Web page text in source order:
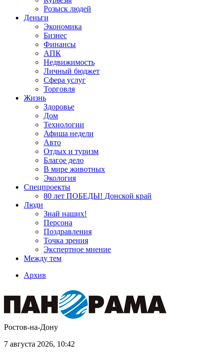
Розыск людей
Деньги
Экономика
Бизнес
Финансы
АПК
Недвижимость
Личный бюджет
Сфера услуг
Торговля
Жизнь
Здоровье
Дом
Технологии
Афиша недели
Авто
Отдых и туризм
Благое дело
В мире животных
Экология
Спецпроекты
80 лет ПОБЕДЫ! Донской край
Люди
Знай наших!
Персона
Поздравления
Точка зрения
Экспертное мнение
Между тем
Архив
Ростов-на-Дону
7 августа 2026, 10:42